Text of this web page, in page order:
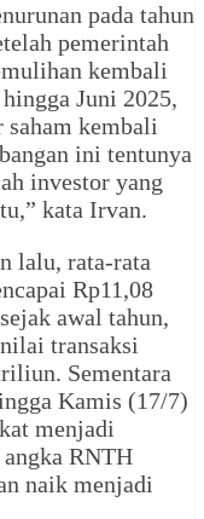
pada tahun
pemerintah
kembali
Juni 2025,
kembali
ini tentunya
investor yang
kata Irvan.
lalu, rata-rata
Rp11,08
awal tahun,
transaksi
Sementara
Kamis (17/7)
menjadi
RNTH
naik menjadi